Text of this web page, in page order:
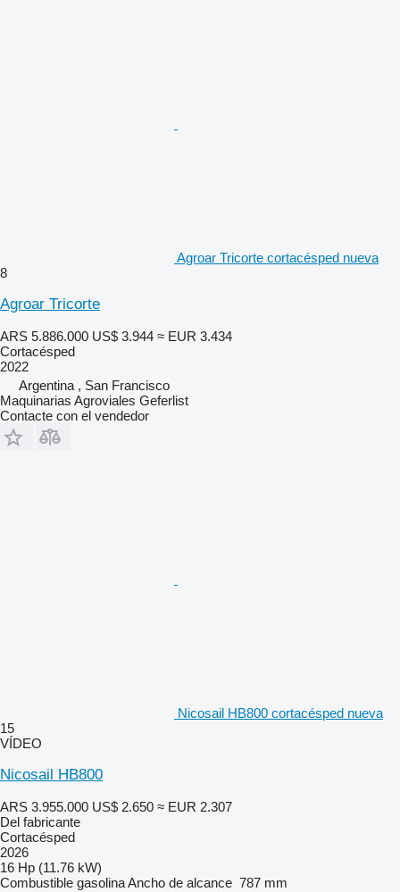
Agroar Tricorte cortacésped nueva
8
Agroar Tricorte
ARS 5.886.000 US$ 3.944 ≈ EUR 3.434
Cortacésped
2022
Argentina , San Francisco
Maquinarias Agroviales Geferlist
Contacte con el vendedor
Nicosail HB800 cortacésped nueva
15
VÍDEO
Nicosail HB800
ARS 3.955.000 US$ 2.650 ≈ EUR 2.307
Del fabricante
Cortacésped
2026
16 Hp (11.76 kW)
Combustible gasolinaAncho de alcance 787 mm